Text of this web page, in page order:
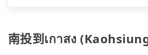
南投到เกาสง